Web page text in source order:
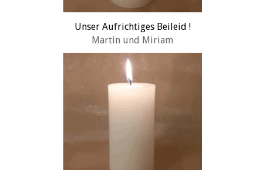
Unser Aufrichtiges Beileid !
Martin und Miriam